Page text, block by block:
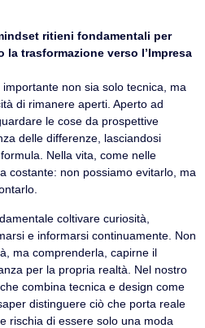
ritieni fondamentali per
trasformazione verso l’Impresa
non sia solo tecnica, ma
di rimanere aperti. Aperto ad
le cose da prospettive
delle differenze, lasciandosi
Nella vita, come nelle
costante: non possiamo evitarlo, ma
coltivare curiosità,
e informarsi continuamente. Non
ma comprenderla, capirne il
per la propria realtà. Nel nostro
combina tecnica e design come
distinguere ciò che porta reale
rischia di essere solo una moda